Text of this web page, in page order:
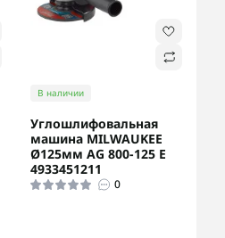
В наличии
Углошлифовальная
машина MILWAUKEE
Ø125мм AG 800-125 E
4933451211
0